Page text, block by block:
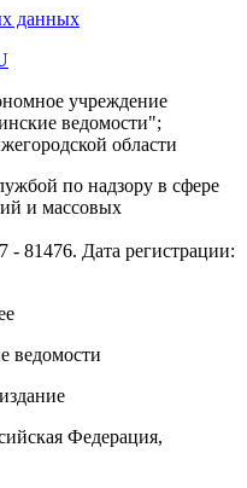
данных
учреждение
ведомости";
области
по надзору в сфере
и массовых
81476. Дата регистрации:
ведомости
Федерация,